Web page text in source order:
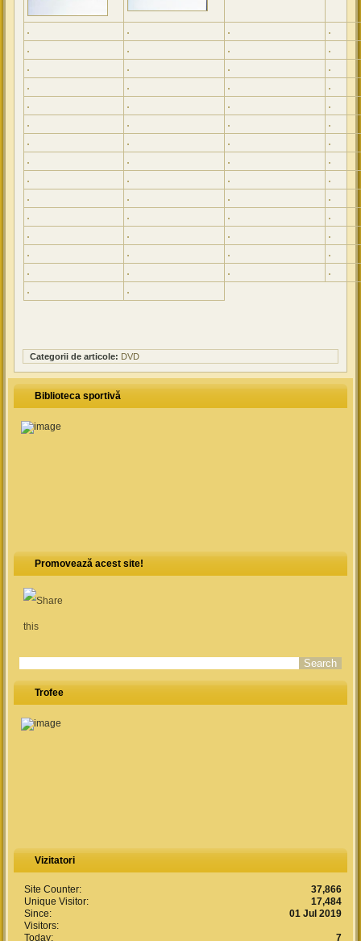
Categorii de articole: DVD
Biblioteca sportivă
Promovează acest site!
Search form
Trofee
Vizitatori
Site Counter:
37,866
Unique Visitor:
17,484
Since:
01 Jul 2019
Visitors:
Today:
7